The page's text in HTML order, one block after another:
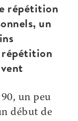
répétition
un
répétition
un peu
début de